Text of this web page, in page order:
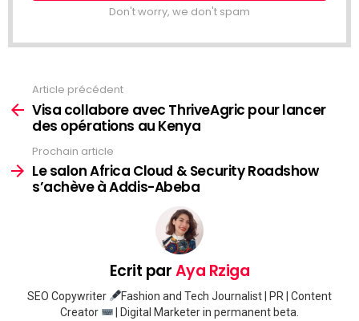
Don't worry, we don't spam
plus
Article précédent
Visa collabore avec ThriveAgric pour lancer
des opérations au Kenya
Prochain article
Le salon Africa Cloud & Security Roadshow
s’achève à Addis-Abeba
Ecrit parAya Rziga
SEO Copywriter
Fashion and Tech Journalist | PR | Content
Creator
| Digital Marketer in permanent beta.